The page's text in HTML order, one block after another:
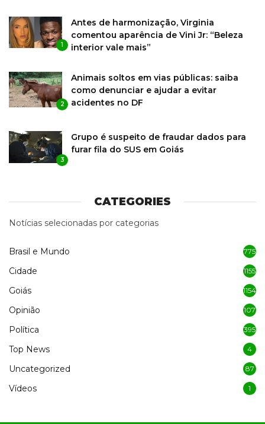
1
Antes de harmonização, Virginia
comentou aparência de Vini Jr: “Beleza
interior vale mais”
2
Animais soltos em vias públicas: saiba
como denunciar e ajudar a evitar
acidentes no DF
3
Grupo é suspeito de fraudar dados para
furar fila do SUS em Goiás
CATEGORIES
Notícias selecionadas por categorias
Brasil e Mundo 775
Cidade 1155
Goiás 1154
Opinião 107
Política 395
Top News 4
Uncategorized 87
Vídeos 1